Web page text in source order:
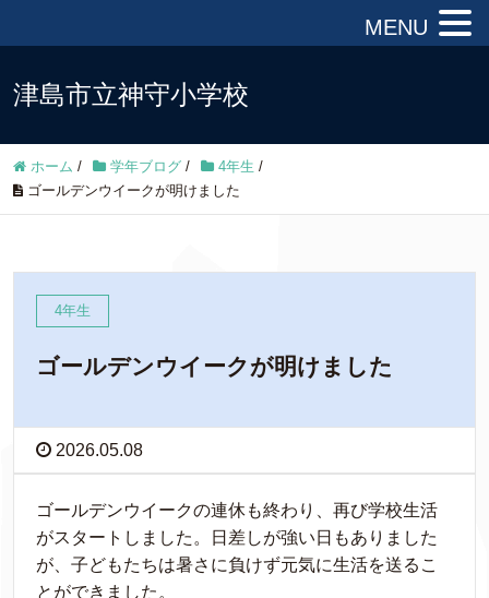
津島市立神守小学校
ホーム / 学年ブログ / 4年生 /
ゴールデンウイークが明けました
4年生
ゴールデンウイークが明けました
2026.05.08
ゴールデンウイークの連休も終わり、再び学校生活
がスタートしました。日差しが強い日もありました
が、子どもたちは暑さに負けず元気に生活を送るこ
とができました。
MENU